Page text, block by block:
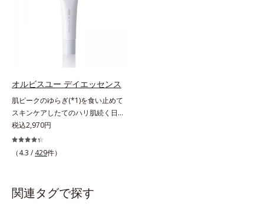
ど、年齢を重ねるにつれハリ不足、
うるおい低下を感じやすい部位に働
きかけ、ハリ感のある肌へ導きま
の成分、even wateroil（イーブン
ワテロイル）を配合することによ
り、水でも油でも実現できなかっ
ない”、相反する2つの感触の両立に
成功。ごわつく年齢肌を柔肌に整
え、未体験の肌感触を叶えます。*1
保湿*2 年齢に応じたお手入れ *3
D.N.A.＝Daily New Approach*4
オルビスユー デイエッセンス
肌ピークのゆらぎ(*1)を食い止めて
スキンケアしたてのハリ肌続く日中
用美容液。起床直後にピークを迎
え、夕方から夜にかけて徐々にダウ
ンするハリのバイオリズムに着目し
ハリバリアエンハンサーが、肌の内
側(*2)からバリア機能にアプローチ
税込2,970円
（4.3 / 429件）
関連タグで探す